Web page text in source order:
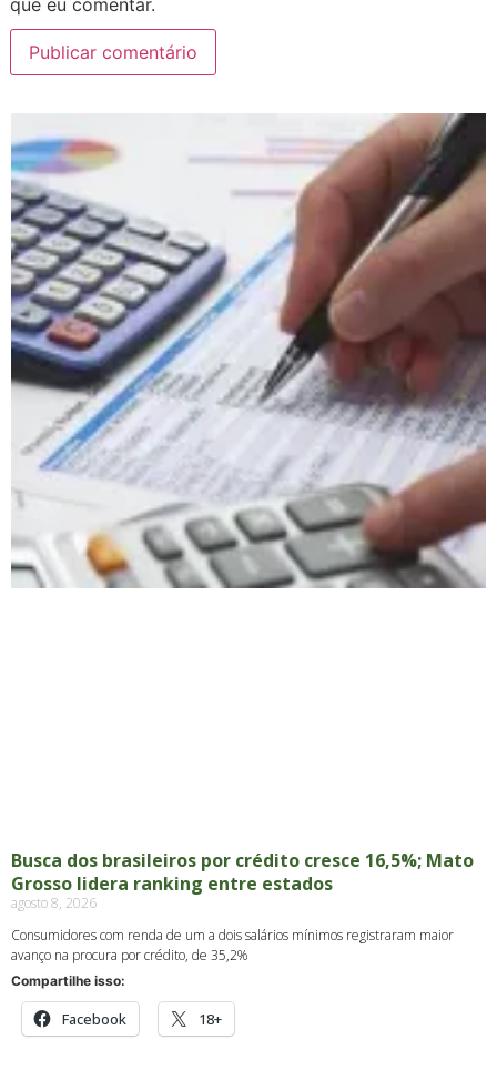
Busca dos brasileiros por crédito cresce 16,5%; Mato
Grosso lidera ranking entre estados
agosto 8, 2026
Consumidores com renda de um a dois salários mínimos registraram maior
avanço na procura por crédito, de 35,2%
Compartilhe isso:
Facebook 18+